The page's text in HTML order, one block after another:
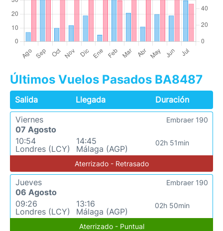
Últimos Vuelos Pasados BA8487
Salida Llegada
Duración
Viernes
07 Agosto
10:54
Londres (LCY)
14:45
Málaga (AGP)
02h 51min
Embraer 190
Aterrizado - Retrasado
Jueves
06 Agosto
09:26
Londres (LCY)
13:16
Málaga (AGP)
02h 50min
Embraer 190
Aterrizado - Puntual